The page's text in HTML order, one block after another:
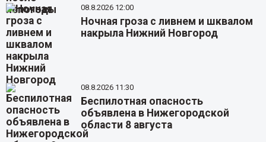
08.8.2026 12:00
Ночная гроза с ливнем и шквалом
накрыла Нижний Новгород
08.8.2026 11:30
Беспилотная опасность
объявлена в Нижегородской
области 8 августа